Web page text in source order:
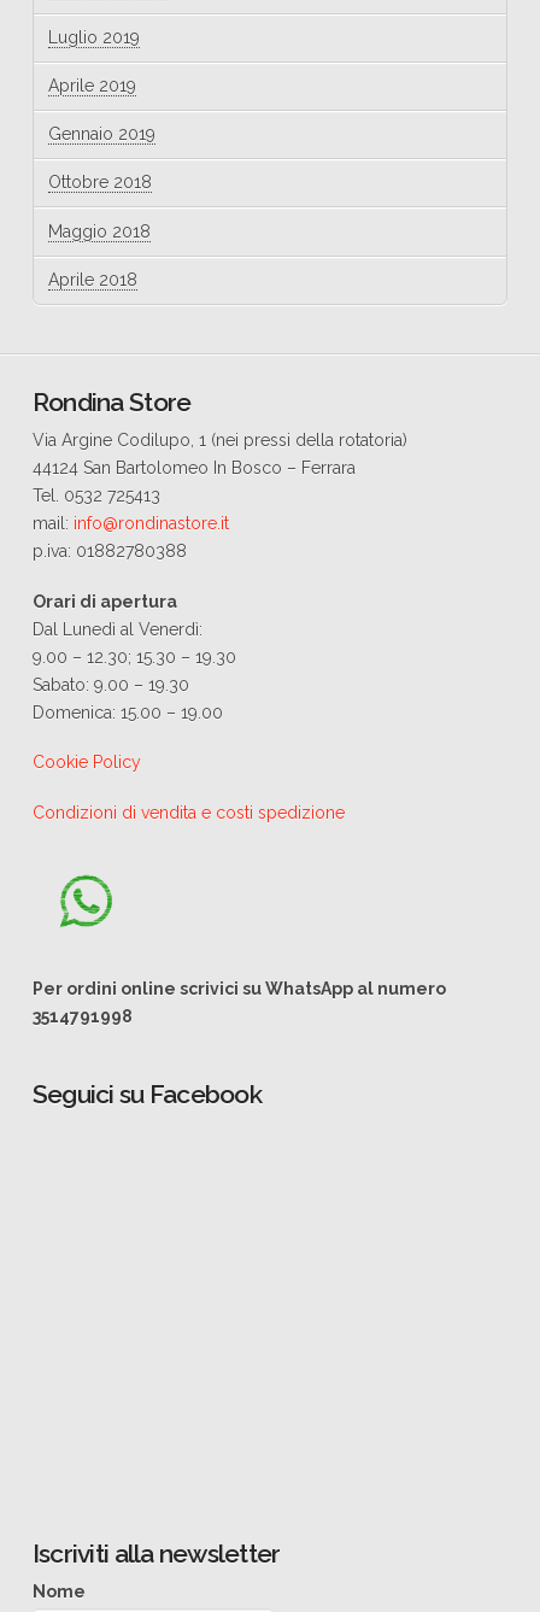
Luglio 2019
Aprile 2019
Gennaio 2019
Ottobre 2018
Maggio 2018
Aprile 2018
Rondina Store
Via Argine Codilupo, 1 (nei pressi della rotatoria)
44124 San Bartolomeo In Bosco – Ferrara
Tel. 0532 725413
mail: info@rondinastore.it
p.iva: 01882780388
Orari di apertura
Dal Lunedì al Venerdì:
9.00 – 12.30; 15.30 – 19.30
Sabato: 9.00 – 19.30
Domenica: 15.00 – 19.00
Cookie Policy
Condizioni di vendita e costi spedizione
Per ordini online scrivici su WhatsApp al numero
3514791998
Seguici su Facebook
Iscriviti alla newsletter
Nome